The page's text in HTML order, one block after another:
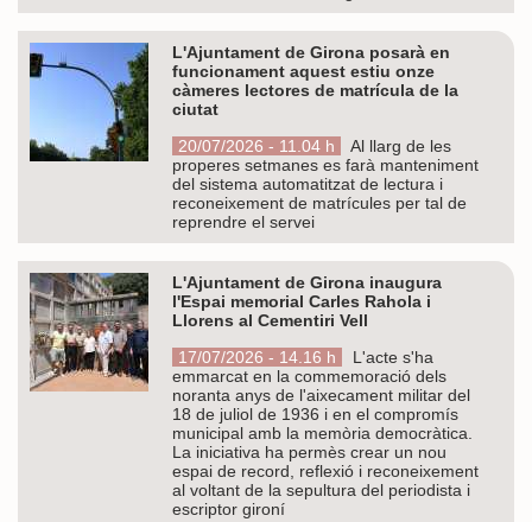
L'Ajuntament de Girona posarà en
funcionament aquest estiu onze
càmeres lectores de matrícula de la
ciutat
20/07/2026 - 11.04 h
Al llarg de les
properes setmanes es farà manteniment
del sistema automatitzat de lectura i
reconeixement de matrícules per tal de
reprendre el servei
L'Ajuntament de Girona inaugura
l'Espai memorial Carles Rahola i
Llorens al Cementiri Vell
17/07/2026 - 14.16 h
L'acte s'ha
emmarcat en la commemoració dels
noranta anys de l'aixecament militar del
18 de juliol de 1936 i en el compromís
municipal amb la memòria democràtica.
La iniciativa ha permès crear un nou
espai de record, reflexió i reconeixement
al voltant de la sepultura del periodista i
escriptor gironí